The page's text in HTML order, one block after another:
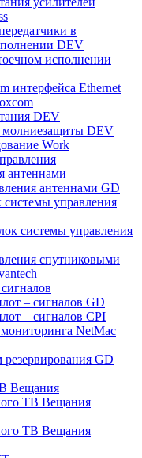
в
DEV
исполнении
интерфейса Ethernet
DEV
молниезащиты DEV
Work
антеннами
антеннами GD
управления
системы управления
спутниковыми
– сигналов GD
– сигналов CPI
NetMac
GD
Вещания
ТВ Вещания
ТВ Вещания